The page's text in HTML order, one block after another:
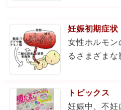
妊娠初期症状
女性ホルモン
るさまざまな
トピックス
妊娠中、不